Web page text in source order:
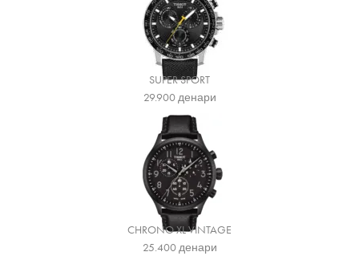
SUPER SPORT
29.900денари
CHRONO XL VINTAGE
25.400денари